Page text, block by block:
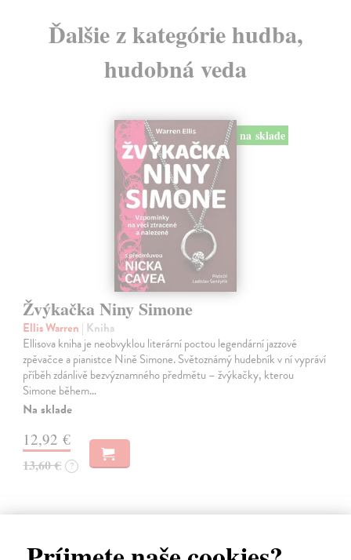
Ďalšie z kategórie hudba,
hudobná veda
na sklade
Žvýkačka Niny Simone
Ellis Warren | Kniha
Ellisova kniha je neobvyklou literární poctou legendární jazzové
zpěvačce a pianistce Nině Simone. Světoznámý hudebník v ní vypráví
příběh zdánlivě bezvýznamného předmětu – žvýkačky, kterou
Simone během…
Na sklade
12,92 €
13,60 € ?